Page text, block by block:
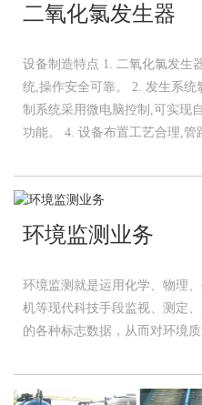
二氧化氯发生器
设备制造特点 1. 二氧化氯发生
统,操作安全可靠。 2. 发生系统
制系统采用微电脑控制,可实现
功能。 4. 设备布置工艺合理,管
环境监测业务
环境监测就是运用化学、物理
机等现代科技手段监视、测定
的各种标志数据，从而对环境